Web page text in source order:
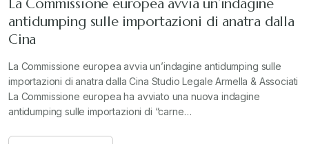
La Commissione europea avvia un’indagine
antidumping sulle importazioni di anatra dalla
Cina
La Commissione europea avvia un’indagine antidumping sulle
importazioni di anatra dalla Cina Studio Legale Armella & Associati
La Commissione europea ha avviato una nuova indagine
antidumping sulle importazioni di “carne…